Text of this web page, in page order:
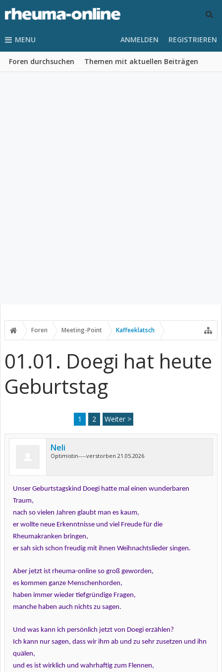
MENU
Foren durchsuchen Themen mit aktuellen Beiträgen
ANMELDEN REGISTRIEREN
Foren Meeting-Point Kaffeeklatsch
01.01. Doegi hat heute
Geburtstag
1 2 Weiter >
Neli
Optimistin----verstorben 21.05.2026
Unser Geburtstagskind Doegi hatte mal einen wunderbaren
Traum,
nach so vielen Jahren glaubt man es kaum,
er wollte neue Erkenntnisse und viel Freude für die
Rheumakranken bringen,
er sah sich schon freudig mit ihnen Weihnachtslieder singen.
Aber jetzt ist rheuma-online so groß geworden,
es kommen ganze Menschenhorden,
haben immer wieder tiefgründige Fragen,
manche haben auch nichts zu sagen.
Und was kann ich persönlich jetzt von Doegi erzählen?
Ich kann nur sagen, dass wir ihm ab und zu sehr zusetzen und ihn
quälen,
und es ist wirklich und wahrhaftig zum Flennen,